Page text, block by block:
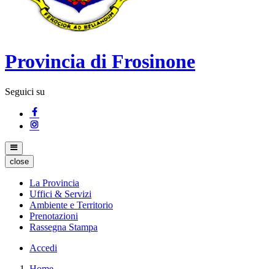
Provincia di Frosinone
Seguici su
close
La Provincia
Uffici & Servizi
Ambiente e Territorio
Prenotazioni
Rassegna Stampa
Accedi